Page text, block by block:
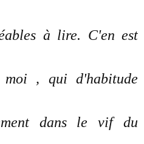
à lire. C'en est
moi , qui d'habitude
dans le vif du